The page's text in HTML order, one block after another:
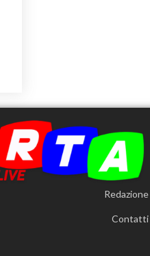
Redazione
Contatti